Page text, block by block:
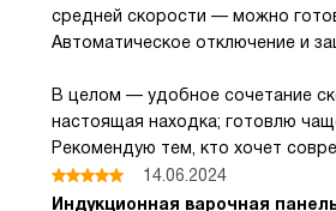
средней скорости — можно
Автоматическое отключение и
В целом — удобное сочетание
настоящая находка; готовлю
Рекомендую тем, кто хочет
14.06.2024
Индукционная варочная